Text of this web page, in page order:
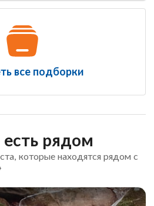
все подборки
рядом
которые находятся рядом с